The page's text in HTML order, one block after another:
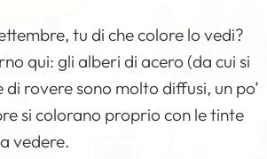
tu di che colore lo vedi?
qui: gli alberi di acero (da cui si
rovere sono molto diffusi, un po’
si colorano proprio con le tinte
vedere.